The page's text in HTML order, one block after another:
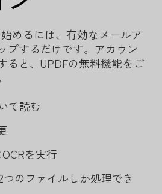
めるには、有効なメールア
プするだけです。アカウン
ると、UPDFの無料機能をご
て読む
を実行
のファイルしか処理でき